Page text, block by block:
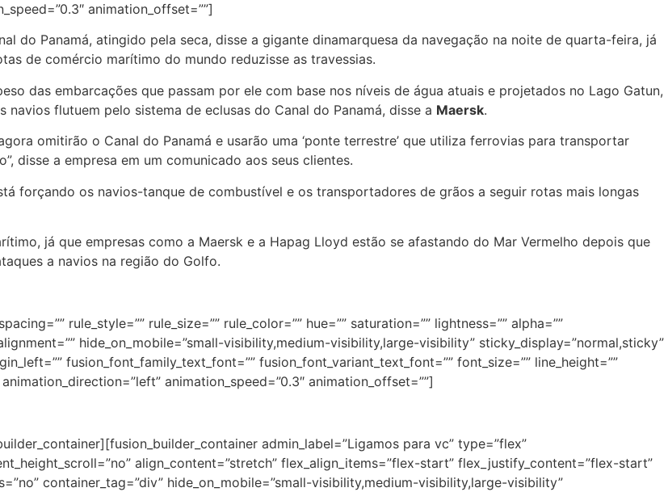
animation_offset=””]
do Panamá, atingido pela seca, disse a gigante dinamarquesa da navegação na noite de quarta-feira, já
de comércio marítimo do mundo reduzisse as travessias.
das embarcações que passam por ele com base nos níveis de água atuais e projetados no Lago Gatun,
flutuem pelo sistema de eclusas do Canal do Panamá, disse a Maersk.
omitirão o Canal do Panamá e usarão uma ‘ponte terrestre’ que utiliza ferrovias para transportar
disse a empresa em um comunicado aos seus clientes.
forçando os navios-tanque de combustível e os transportadores de grãos a seguir rotas mais longas
já que empresas como a Maersk e a Hapag Lloyd estão se afastando do Mar Vermelho depois que
a navios na região do Golfo.
rule_style=”” rule_size=”” rule_color=”” hue=”” saturation=”” lightness=”” alpha=””
hide_on_mobile=”small-visibility,medium-visibility,large-visibility” sticky_display=”normal,sticky”
fusion_font_family_text_font=”” fusion_font_variant_text_font=”” font_size=”” line_height=””
animation_speed=”0.3″ animation_offset=””]
admin_label=”Ligamos para vc” type=”flex”
align_content=”stretch” flex_align_items=”flex-start” flex_justify_content=”flex-start”
container_tag=”div” hide_on_mobile=”small-visibility,medium-visibility,large-visibility”